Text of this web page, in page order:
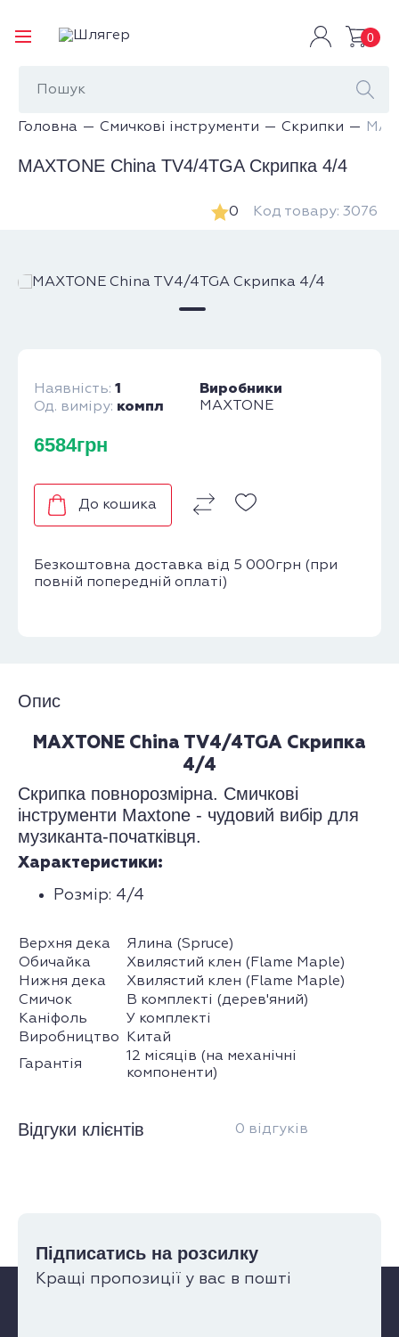
0
Головна Смичкові інструменти Скрипки
MAXTONE China TV4/4TGA Скрипка 4/4
0 Код товару: 3076
Наявність: 1
Од. виміру: компл
Виробники
MAXTONE
6584грн
До кошика
Безкоштовна доставка від 5 000грн (при
повній попередній оплаті)
Опис
MAXTONE China TV4/4TGA Скрипка
4/4
Скрипка повнорозмірна. Смичкові
інструменти Maxtone - чудовий вибір для
музиканта-початківця.
Характеристики:
Розмір: 4/4
Верхня дека
Ялина (Spruce)
Обичайка
Хвилястий клен (Flame Maple)
Нижня дека
Хвилястий клен (Flame Maple)
Смичок
В комплекті (дерев'яний)
Каніфоль
У комплекті
Виробництво
Китай
Гарантія
12 місяців (на механічні
компоненти)
Відгуки клієнтів 0 відгуків
Підписатись на розсилку
Кращі пропозиції у вас в пошті